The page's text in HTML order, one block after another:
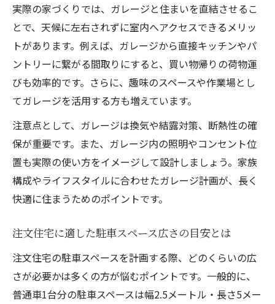
実際の家づくりでは、ガレージと住まいを直結させるこ
とで、天候に左右されずに室内へアクセスできるメリッ
トがあります。例えば、ガレージから直接キッチンやパ
ントリーに繋がる間取りにすると、買い物帰りの荷物運
びも効率的です。さらに、趣味のスペースや作業場とし
てガレージを活用する方も増えています。
注意点として、ガレージは換気や結露対策、断熱性の確
保が重要です。また、ガレージ内の照明やコンセント位
置も実際の使い方をイメージして設計しましょう。家族
構成やライフスタイルに合わせたガレージ計画が、長く
快適に住まうためのポイントです。
注文住宅に適した駐車スペース広さの目安とは
注文住宅の駐車スペースを計画する際、どのくらいの広
さが必要かは多くの方が悩むポイントです。一般的に、
普通車1台分の駐車スペースは幅2.5メートル・長さ5メー